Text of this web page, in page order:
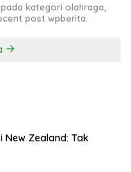
kategori olahraga,
post wpberita.
New Zealand: Tak